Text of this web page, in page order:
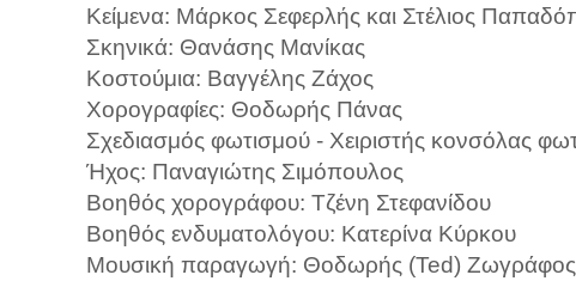
Κείμενα: Μάρκος Σεφερλής και Στέλιος
Σκηνικά: Θανάσης Μανίκας
Κοστούμια: Βαγγέλης Ζάχος
Χορογραφίες: Θοδωρής Πάνας
Σχεδιασμός φωτισμού - Χειριστής κονσόλας
Ήχος: Παναγιώτης Σιμόπουλος
Βοηθός χορογράφου: Τζένη Στεφανίδου
Βοηθός ενδυματολόγου: Κατερίνα Κύρκου
Μουσική παραγωγή: Θοδωρής (Ted)